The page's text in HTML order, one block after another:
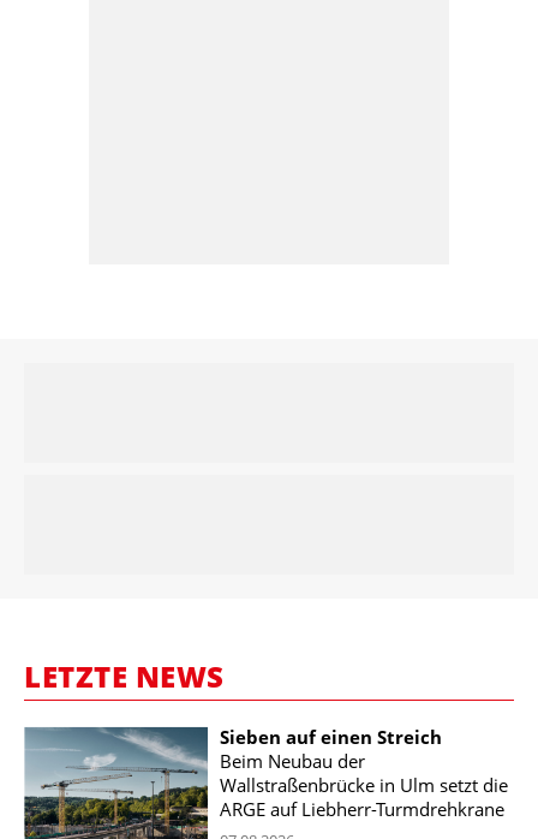
LETZTE NEWS
Sieben auf einen Streich
Beim Neubau der
Wallstraßenbrücke in Ulm setzt die
ARGE auf Liebherr-Turmdrehkrane